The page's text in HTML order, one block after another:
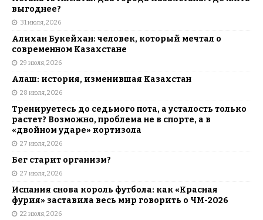
выгоднее?
31 июля, 2026
Алихан Букейхан: человек, который мечтал о
современном Казахстане
29 июля, 2026
Алаш: история, изменившая Казахстан
28 июля, 2026
Тренируетесь до седьмого пота, а усталость только
растет? Возможно, проблема не в спорте, а в
«двойном ударе» кортизола
27 июля, 2026
Бег старит организм?
27 июля, 2026
Испания снова король футбола: как «Красная
фурия» заставила весь мир говорить о ЧМ-2026
22 июля, 2026